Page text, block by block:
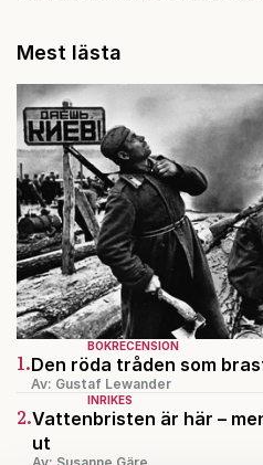
Mest lästa
BOKRECENSION
1.Den röda tråden som
Av: Gustaf Lewander
INRIKES
2.Vattenbristen är här –
ut